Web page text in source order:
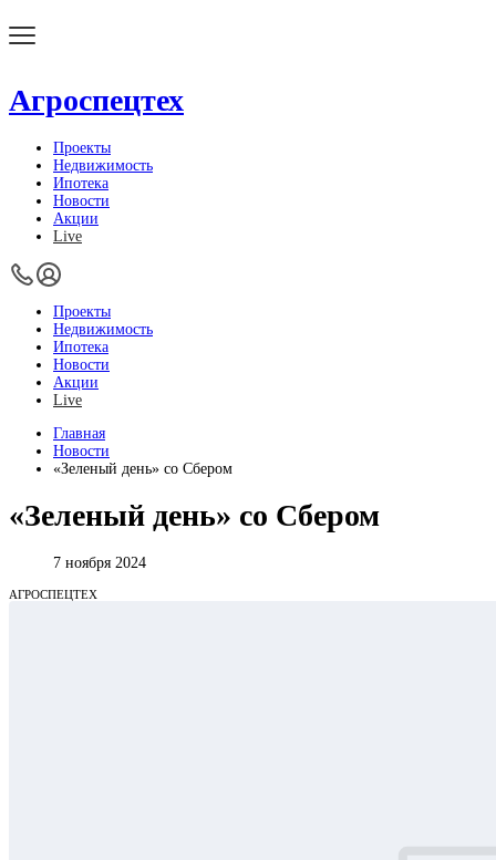
Агроспецтех
Проекты
Недвижимость
Ипотека
Новости
Акции
Live
Проекты
Недвижимость
Ипотека
Новости
Акции
Live
Главная
Новости
«Зеленый день» со Сбером
«Зеленый день» со Сбером
7 ноября 2024
АГРОСПЕЦТЕХ